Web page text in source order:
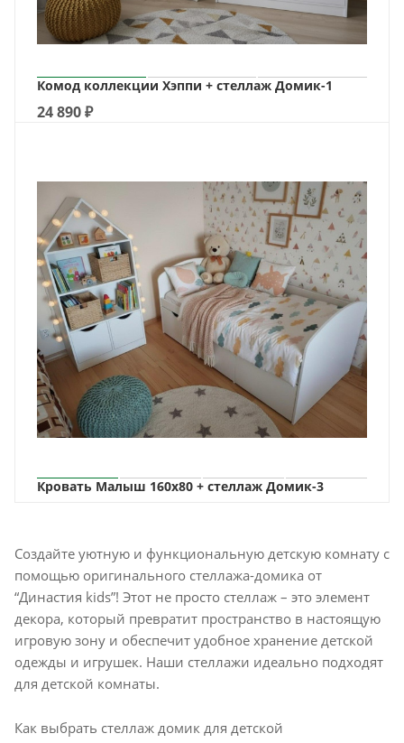
Комод коллекции Хэппи + стеллаж Домик-1
24 890₽
Кровать Малыш 160х80 + стеллаж Домик-3
Создайте уютную и функциональную детскую комнату с
помощью оригинального стеллажа-домика от
“Династия kids”! Этот не просто стеллаж – это элемент
декора, который превратит пространство в настоящую
игровую зону и обеспечит удобное хранение детской
одежды и игрушек. Наши стеллажи идеально подходят
для детской комнаты.
Как выбрать стеллаж домик для детской